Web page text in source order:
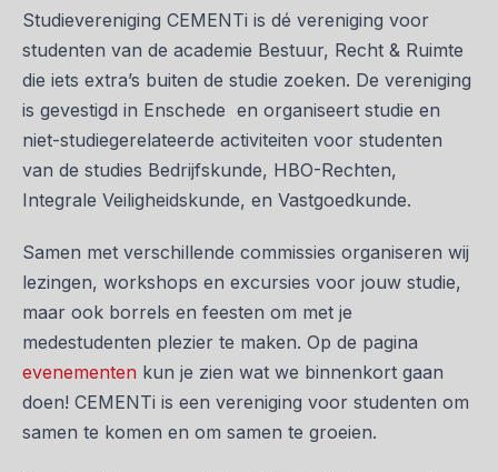
Studievereniging CEMENTi is dé vereniging voor
studenten van de academie Bestuur, Recht & Ruimte
die iets extra’s buiten de studie zoeken. De vereniging
is gevestigd in Enschede en organiseert studie en
niet-studiegerelateerde activiteiten voor studenten
van de studies Bedrijfskunde, HBO-Rechten,
Integrale Veiligheidskunde, en Vastgoedkunde.
Samen met verschillende commissies organiseren wij
lezingen, workshops en excursies voor jouw studie,
maar ook borrels en feesten om met je
medestudenten plezier te maken. Op de pagina
evenementen kun je zien wat we binnenkort gaan
doen! CEMENTi is een vereniging voor studenten om
samen te komen en om samen te groeien.